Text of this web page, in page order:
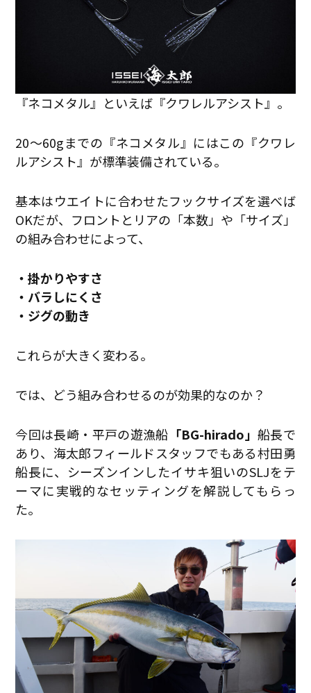
『ネコメタル』といえば『クワレルアシスト』。
20〜60gまでの『ネコメタル』にはこの『クワレ
ルアシスト』が標準装備されている。
基本はウエイトに合わせたフックサイズを選べば
OKだが、フロントとリアの「本数」や「サイズ」
の組み合わせによって、
・掛かりやすさ
・バラしにくさ
・ジグの動き
これらが大きく変わる。
では、どう組み合わせるのが効果的なのか？
今回は長崎・平戸の遊漁船 「BG-hirado」 船長で
あり、海太郎フィールドスタッフでもある村田勇
船長に、シーズンインしたイサキ狙いのSLJをテ
ーマに実戦的なセッティングを解説してもらっ
た。